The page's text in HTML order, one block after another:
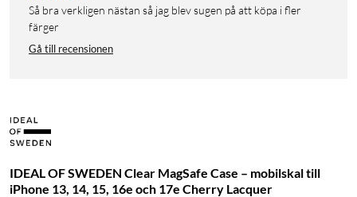
Så bra verkligen nästan så jag blev sugen på att köpa i fler
färger
Gå till recensionen
IDEAL OF SWEDEN Clear MagSafe Case – mobilskal till
iPhone 13, 14, 15, 16e och 17e Cherry Lacquer